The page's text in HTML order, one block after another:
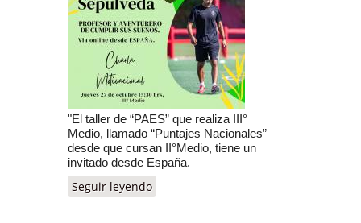
"El taller de “PAES” que realiza III°
Medio, llamado “Puntajes Nacionales”
desde que cursan II°Medio, tiene un
invitado desde España.
Seguir leyendo